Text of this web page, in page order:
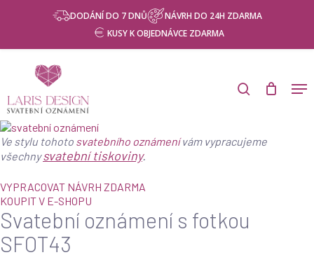
contentProducts
search
DODÁNÍ DO 7 DNŮ
NÁVRH DO 24H ZDARMA
KUSY K OBJEDNÁVCE ZDARMA
search
Ve stylu tohoto svatebního oznámenívám vypracujeme
všechnysvatební tiskoviny.
VYPRACOVAT NÁVRH ZDARMA
KOUPIT V E-SHOPU
Svatební oznámení s fotkou
SFOT43
NÁVRH ZDARMA